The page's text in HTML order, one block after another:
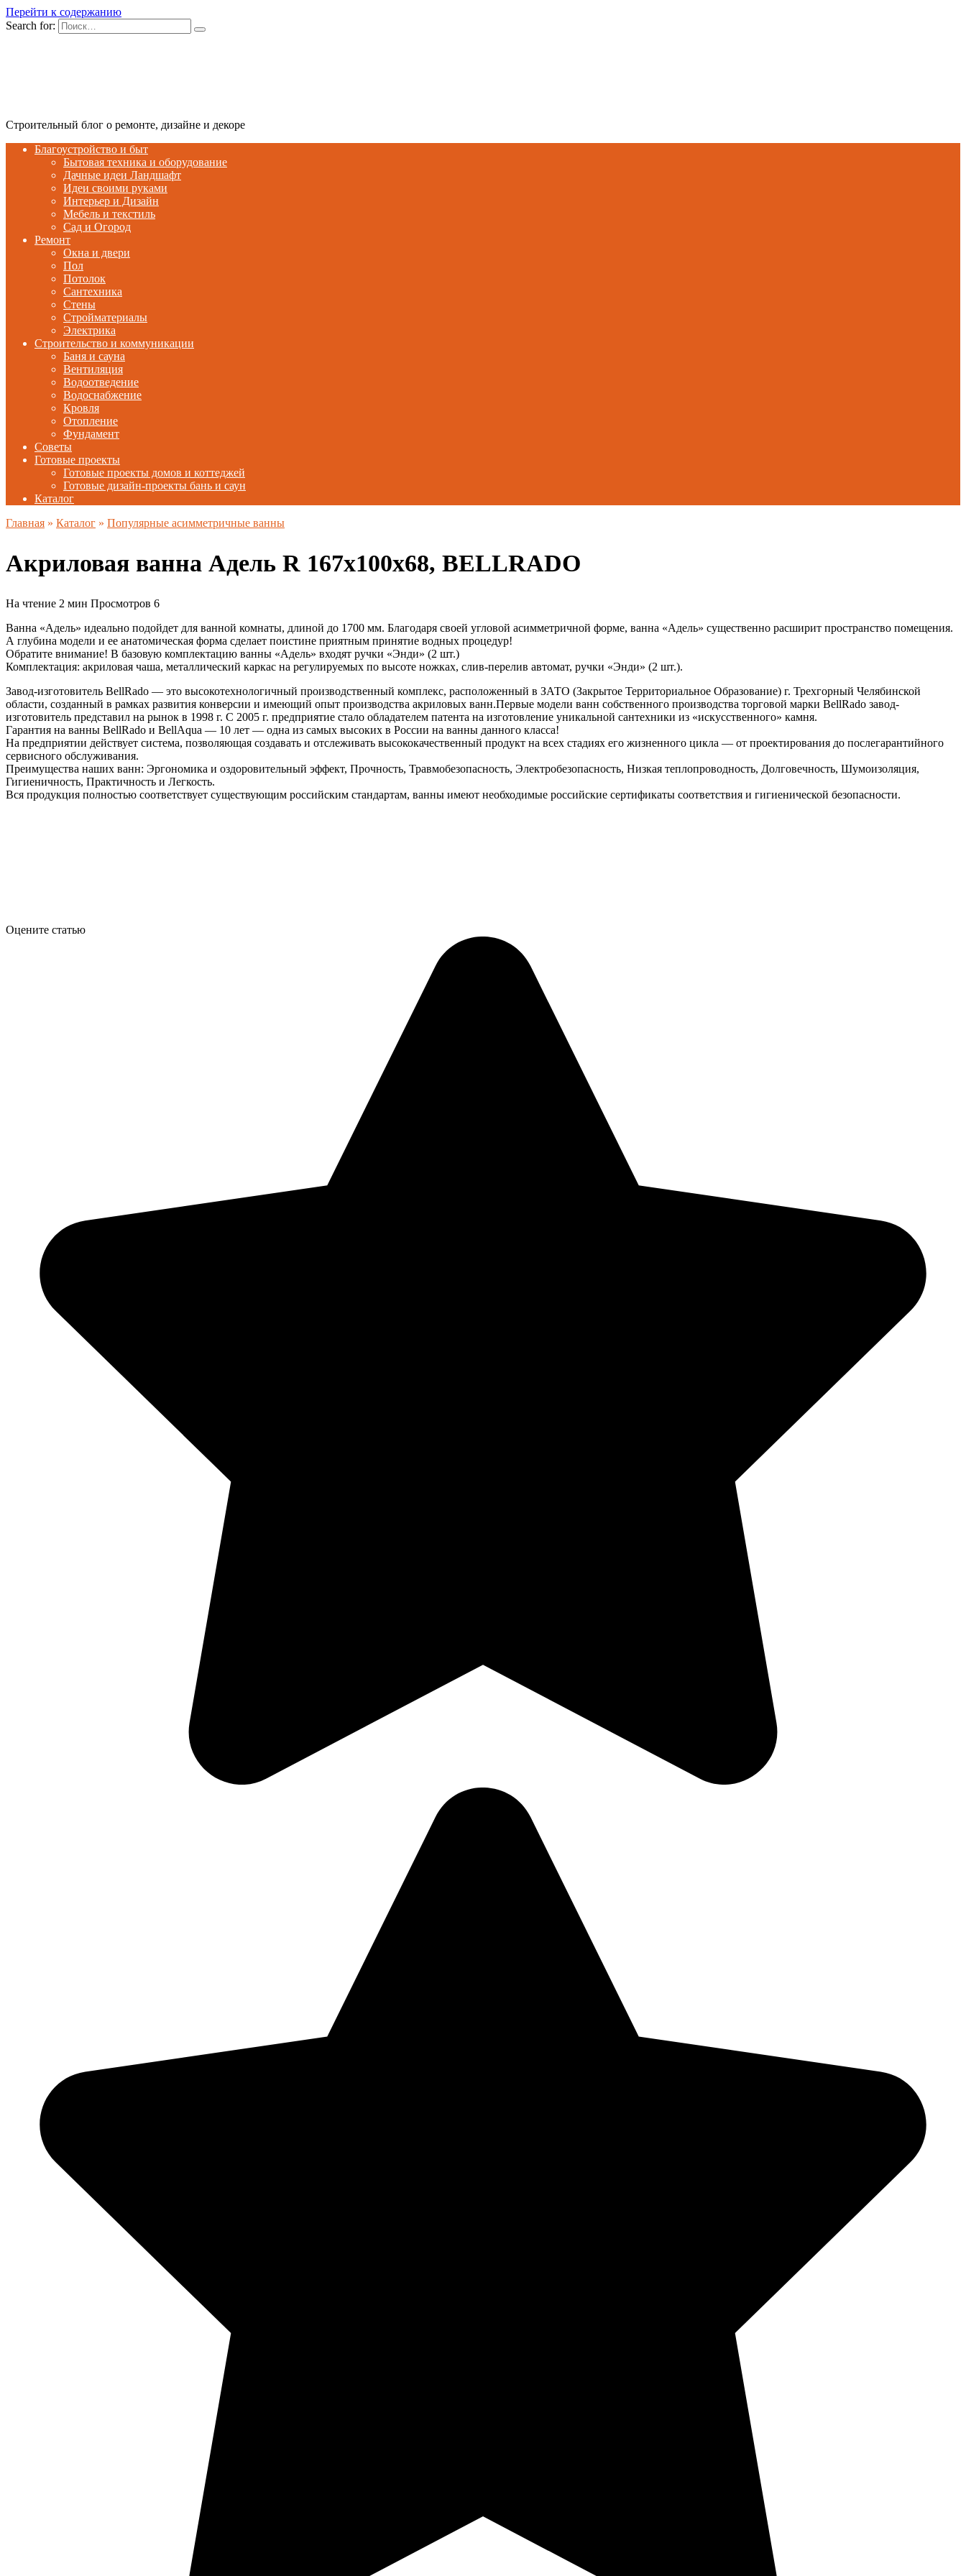
Перейти к содержанию
Search for:
Строительный блог о ремонте, дизайне и декоре
Благоустройство и быт
Бытовая техника и оборудование
Дачные идеи Ландшафт
Идеи своими руками
Интерьер и Дизайн
Мебель и текстиль
Сад и Огород
Ремонт
Окна и двери
Пол
Потолок
Сантехника
Стены
Стройматериалы
Электрика
Строительство и коммуникации
Баня и сауна
Вентиляция
Водоотведение
Водоснабжение
Кровля
Отопление
Фундамент
Советы
Готовые проекты
Готовые проекты домов и коттеджей
Готовые дизайн-проекты бань и саун
Каталог
Главная » Каталог » Популярные асимметричные ванны
Акриловая ванна Адель R 167х100х68, BELLRADO
На чтение 2 мин Просмотров 6
Ванна «Адель» идеально подойдет для ванной комнаты, длиной до 1700 мм. Благодаря своей угловой асимметричной форме, ванна «Адель» существенно расширит пространство помещения.
А глубина модели и ее анатомическая форма сделает поистине приятным принятие водных процедур!
Обратите внимание! В базовую комплектацию ванны «Адель» входят ручки «Энди» (2 шт.)
Комплектация: акриловая чаша, металлический каркас на регулируемых по высоте ножках, слив-перелив автомат, ручки «Энди» (2 шт.).
Завод-изготовитель BellRado — это высокотехнологичный производственный комплекс, расположенный в ЗАТО (Закрытое Территориальное Образование) г. Трехгорный Челябинской
области, созданный в рамках развития конверсии и имеющий опыт производства акриловых ванн.Первые модели ванн собственного производства торговой марки BellRado завод-
изготовитель представил на рынок в 1998 г. С 2005 г. предприятие стало обладателем патента на изготовление уникальной сантехники из «искусственного» камня.
Гарантия на ванны BellRado и BellAqua — 10 лет — одна из самых высоких в России на ванны данного класса!
На предприятии действует система, позволяющая создавать и отслеживать высококачественный продукт на всех стадиях его жизненного цикла — от проектирования до послегарантийного
сервисного обслуживания.
Преимущества наших ванн: Эргономика и оздоровительный эффект, Прочность, Травмобезопасность, Электробезопасность, Низкая теплопроводность, Долговечность, Шумоизоляция,
Гигиеничность, Практичность и Легкость.
Вся продукция полностью соответствует существующим российским стандартам, ванны имеют необходимые российские сертификаты соответствия и гигиенической безопасности.
Оцените статью